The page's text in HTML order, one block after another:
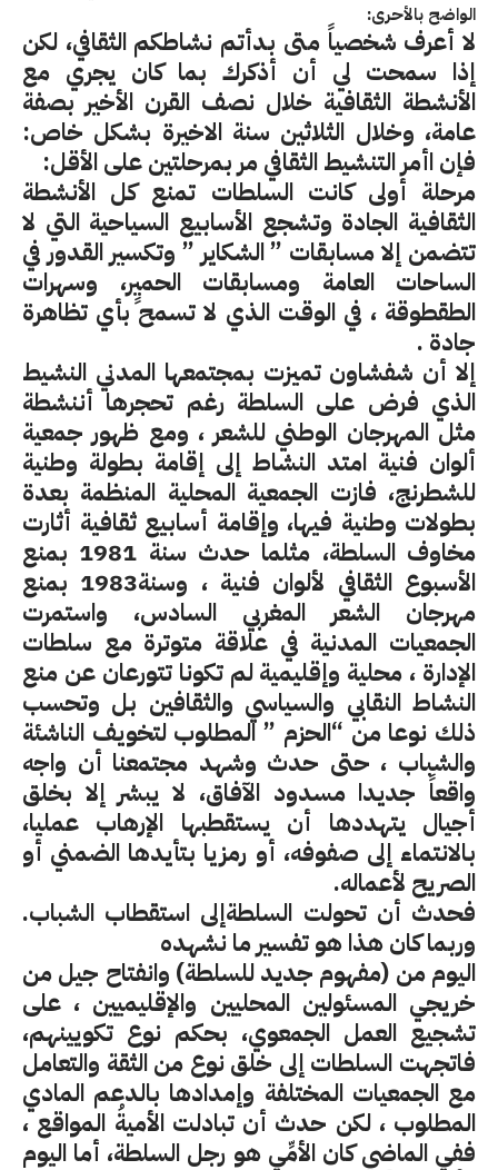
الواضح بالأحرى:
لا أعرف شخصياً متى بدأتم نشاطكم الثقافي، لكن
إذا سمحت لي أن أذكرك بما كان يجري مع
الأنشطة الثقافية خلال نصف القرن الأخير بصفة
عامة، وخلال الثلاثين سنة الاخيرة بشكل خاص:
فإن اأمر التنشيط الثقافي مر بمرحلتين على الأقل:
مرحلة أولى كانت السلطات تمنع كل الأنشطة
الثقافية الجادة وتشجع الأسابيع السياحية التي لا
تتضمن إلا مسابقات ” الشكاير ” وتكسير القدور في
الساحات العامة ومسابقات الحميٍر، وسهرات
الطقطوقة ، في الوقت الذي لا تسمح بأي تظاهرة
جادة .
إلا أن شفشاون تميزت بمجتمعها المدني النشيط
الذي فرض على السلطة رغم تحجرها أننشطة
مثل المهرجان الوطني للشعر ، ومع ظهور جمعية
ألوان فنية امتد النشاط إلى إقامة بطولة وطنية
للشطرنج، فازت الجمعية المحلية المنظمة بعدة
بطولات وطنية فيها، وإقامة أسابيع ثقافية أثارت
مخاوف السلطة، مثلما حدث سنة 1981 بمنع
الأسبوع الثقافي لألوان فنية ، وسنة1983 بمنع
مهرجان الشعر المغربي السادس، واستمرت
الجمعيات المدنية في علاقة متوترة مع سلطات
الإدارة ، محلية وإقليمية لم تكونا تتورعان عن منع
النشاط النقابي والسياسي والثقافين بل وتحسب
ذلك نوعا من “الحزم ” المطلوب لتخويف الناشئة
والشباب ، حتى حدث وشهد مجتمعنا أن واجه
واقعاً جديدا مسدود الآفاق، لا يبشر إلا بخلق
أجيال يتهددها أن يستقطبها الإرهاب عمليا،
بالانتماء إلى صفوفه، أو رمزيا بتأيدها الضمني أو
الصريح لأعماله.
فحدث أن تحولت السلطةإلى استقطاب الشباب.
وربما كان هذا هو تفسير ما نشهده
اليوم من (مفهوم جديد للسلطة) وانفتاح جيل من
خريجي المسئولين المحليين والإقليميين ، على
تشجيع العمل الجمعوي، بحكم نوع تكويينهم،
فاتجهت السلطات إلى خلق نوع من الثقة والتعامل
مع الجمعيات المختلفة وإمدادها بالدعم المادي
المطلوب ، لكن حدث أن تبادلت الأميةُ المواقع ،
ففي الماضي كان الأمِّي هو رجل السلطة، أما اليوم